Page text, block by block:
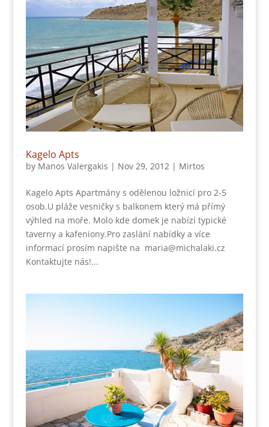
Kagelo Apts
by Manos Valergakis | Nov 29, 2012 | Mirtos
Kagelo Apts Apartmány s odělenou ložnicí pro 2-5
osob.U pláže vesničky s balkonem který má přímý
výhled na moře. Molo kde domek je nabízí typické
taverny a kafeniony.Pro zaslání nabídky a více
informací prosím napište na maria@michalaki.cz
Kontaktujte nás!...